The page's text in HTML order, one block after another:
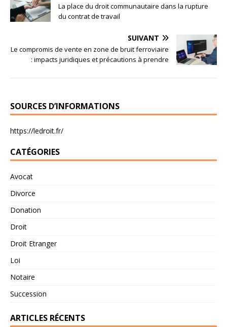
La place du droit communautaire dans la rupture
du contrat de travail
SUIVANT
Le compromis de vente en zone de bruit ferroviaire
: impacts juridiques et précautions à prendre
SOURCES D’INFORMATIONS
https://ledroit.fr/
CATÉGORIES
Avocat
Divorce
Donation
Droit
Droit Etranger
Loi
Notaire
Succession
ARTICLES RÉCENTS